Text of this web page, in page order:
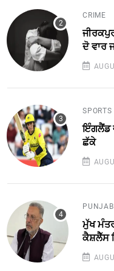
CRIME
ਦੋ ਵਾਰ
SPORTS
ਇੰਗਲੈਂਡ
ਛੱਕੇ
PUNJAB
ਮੁੱਖ
ਕੈਸ਼ਲੈੱਸ